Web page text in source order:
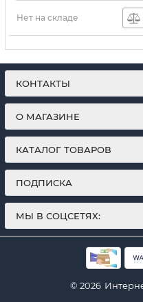
Комплект стамесок для
вырезания дерева
бумаги со сменными
Нет на складе
КОНТАКТЫ
О МАГАЗИНЕ
КАТАЛОГ ТОВАРОВ
ПОДПИСКА
МЫ В СОЦСЕТЯХ:
© 2026